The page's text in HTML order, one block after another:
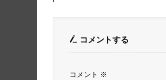
コメントする
コメント ※